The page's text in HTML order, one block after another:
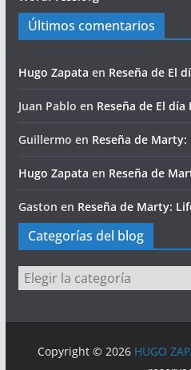
Últimos comentarios
Hugo Zapata en Reseña de El
Juan Pablo en Reseña de El
Guillermo en Reseña de
Hugo Zapata en Reseña de
Gaston en Reseña de Marty:
Categorías del blog
Categorías
del
Copyright © 2026 HUGO